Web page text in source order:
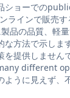
ショーでの
インで販売す
品の品質、軽
な方法で示し
を提供しません
different
ように見えず、